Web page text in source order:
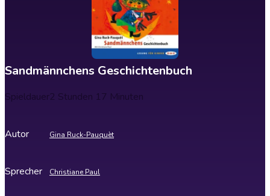
Sandmännchens Geschichtenbuch
Spieldauer2 Stunden 17 Minuten
Autor Gina Ruck-Pauquèt
Sprecher Christiane Paul